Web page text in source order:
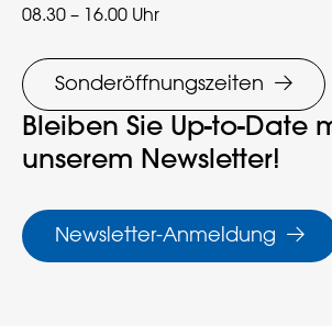
08.30 – 16.00 Uhr
Sonderöffnungszeiten
Bleiben Sie Up-to-Date
unserem Newsletter!
Newsletter-Anmeldung